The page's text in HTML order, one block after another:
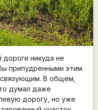
никуда не
припудренными этим
В общем,
думал даже
дорогу, но уже